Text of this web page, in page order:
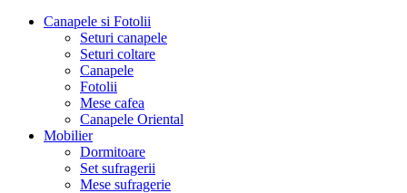
Canapele si Fotolii
Seturi canapele
Seturi coltare
Canapele
Fotolii
Mese cafea
Canapele Oriental
Mobilier
Dormitoare
Set sufragerii
Mese sufragerie